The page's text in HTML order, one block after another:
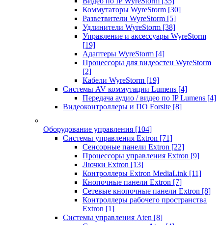
Коммутаторы WyreStorm [30]
Разветвители WyreStorm [5]
Удлинители WyreStorm [38]
Управление и аксессуары WyreStorm
[19]
Адаптеры WyreStorm [4]
Процессоры для видеостен WyreStorm
[2]
Кабели WyreStorm [19]
Системы AV коммутации Lumens [4]
Передача аудио / видео по IP Lumens [4]
Видеоконтроллеры и ПО Forsite [8]
Оборудование управления [104]
Системы управления Extron [71]
Сенсорные панели Extron [22]
Процессоры управления Extron [9]
Лючки Extron [13]
Контроллеры Extron MediaLink [11]
Кнопочные панели Extron [7]
Сетевые кнопочные панели Extron [8]
Контроллеры рабочего пространства
Extron [1]
Системы управления Aten [8]